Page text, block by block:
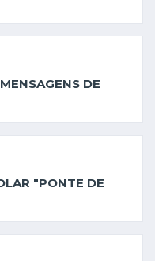
DE
"PONTE DE